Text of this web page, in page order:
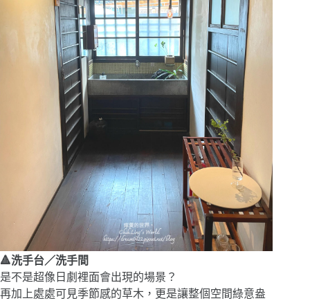
🔺洗手台／洗手間
是不是超像日劇裡面會出現的場景？
再加上處處可見季節感的草木，更是讓整個空間綠意盎